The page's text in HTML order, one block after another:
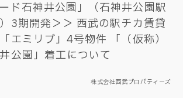
ド石神井公園」（石神井公園駅
3期開発＞＞ 西武の駅チカ賃貸
エミリブ」4号物件 「（仮称）
公園」着工について
株式会社西武プロパティーズ